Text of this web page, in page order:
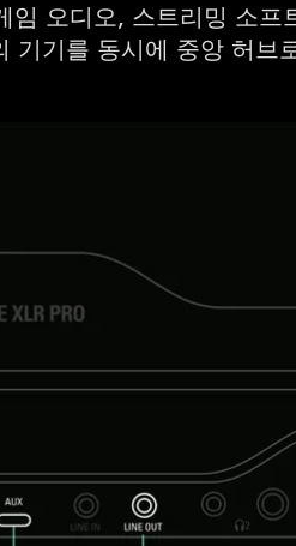
임 오디오, 스트리밍 소
기기를 동시에 중앙 허브